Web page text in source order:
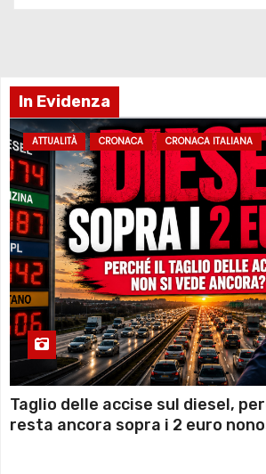
In Evidenza
ATTUALITÀ CRONACA CRONACA ITALIANA
Taglio delle accise sul diesel,
resta ancora sopra i 2 euro